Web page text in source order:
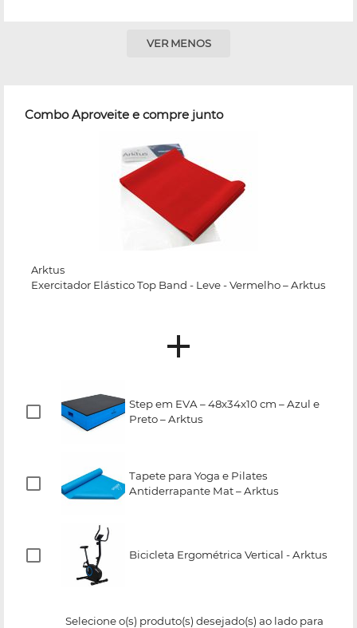
VER MENOS
Combo Aproveite e compre junto
Arktus
Exercitador Elástico Top Band - Leve - Vermelho – Arktus
Step em EVA – 48x34x10 cm – Azul e
Preto – Arktus
Tapete para Yoga e Pilates
Antiderrapante Mat – Arktus
Bicicleta Ergométrica Vertical - Arktus
Selecione o(s) produto(s) desejado(s) ao lado para